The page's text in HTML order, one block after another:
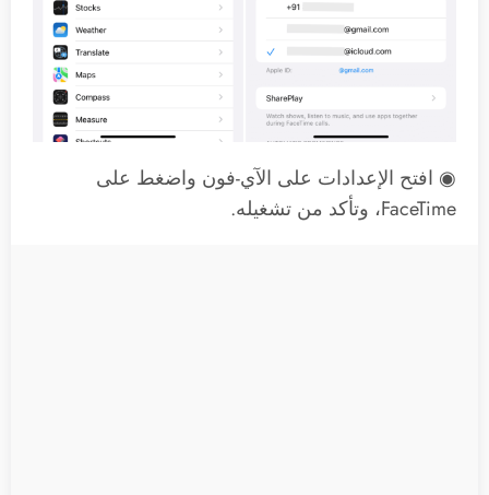
◉ افتح الإعدادات على الآي-فون واضغط على
FaceTime، وتأكد من تشغيله.